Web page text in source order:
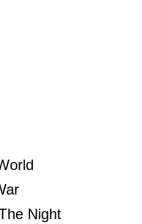
Night